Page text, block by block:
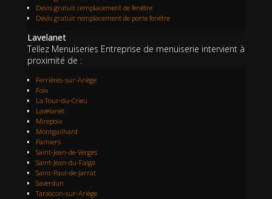
Devis gratuit remplacement de fenêtre
Devis gratuit remplacement de porte fenêtre
Lavelanet
Tellez Menuiseries Entreprise de menuiserie intervient à
proximité de :
Ferrières-sur-Ariège
Foix
La Tour-du-Crieu
Lavelanet
Mirepoix
Montgailhard
Pamiers
Saint-Jean-de-Verges
Saint-Jean-du-Falga
Saint-Paul-de-Jarrat
Saverdun
Tarascon-sur-Ariège